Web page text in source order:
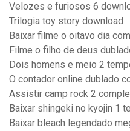
Velozes e furiosos 6
Trilogia toy story download
Baixar filme o oitavo dia
Filme o filho de deus
Dois homens e meio 2
O contador online dublado
Assistir camp rock 2
Baixar shingeki no kyojin 1
Baixar bleach legendado